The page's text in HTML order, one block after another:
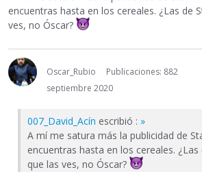
encuentras hasta en los cereales. ¿Las de
ves, no Óscar?
Oscar_Rubio
Publicaciones: 882
septiembre 2020
007_David_Acín escribió : »
A mí me satura más la publicidad de
encuentras hasta en los cereales. ¿Las
que las ves, no Óscar?